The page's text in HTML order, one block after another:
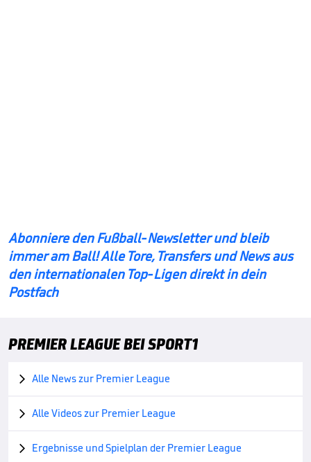
Abonniere den Fußball-Newsletter und bleib
immer am Ball! Alle Tore, Transfers und News aus
den internationalen Top-Ligen direkt in dein
Postfach
PREMIER LEAGUE BEI SPORT1
 Alle News zur Premier League
 Alle Videos zur Premier League
 Ergebnisse und Spielplan der Premier League